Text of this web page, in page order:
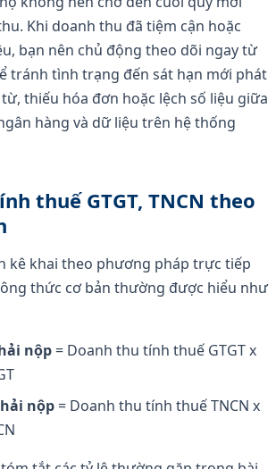
Khi doanh thu đã tiệm cận hoặc
bạn nên chủ động theo dõi ngay từ
tránh tình trạng đến sát hạn mới phát
thiếu hóa đơn hoặc lệch số liệu giữa
hàng và dữ liệu trên hệ thống
thuế GTGT, TNCN theo
kê khai theo phương pháp trực tiếp
thức cơ bản thường được hiểu như
nộp = Doanh thu tính thuế GTGT x
nộp = Doanh thu tính thuế TNCN x